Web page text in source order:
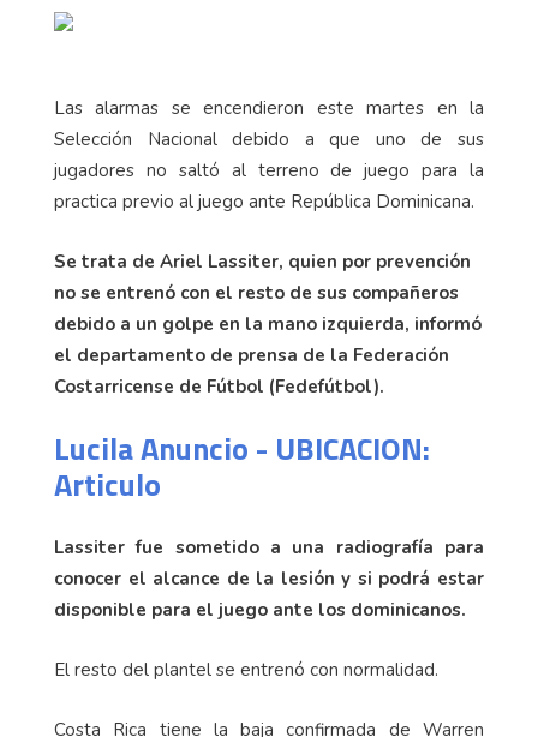
Las alarmas se encendieron este martes en la
Selección Nacional debido a que uno de sus
jugadores no saltó al terreno de juego para la
practica previo al juego ante República Dominicana.
Se trata de Ariel Lassiter, quien por prevención
no se entrenó con el resto de sus compañeros
debido a un golpe en la mano izquierda, informó
el departamento de prensa de la Federación
Costarricense de Fútbol (Fedefútbol).
Lucila Anuncio - UBICACION:
Articulo
Lassiter fue sometido a una radiografía para
conocer el alcance de la lesión y si podrá estar
disponible para el juego ante los dominicanos.
El resto del plantel se entrenó con normalidad.
Costa Rica tiene la baja confirmada de Warren